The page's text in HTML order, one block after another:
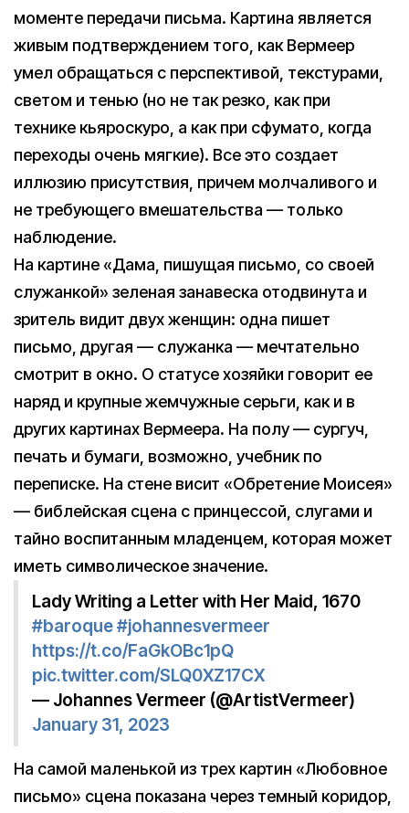
моменте передачи письма. Картина является
живым подтверждением того, как Вермеер
умел обращаться с перспективой, текстурами,
светом и тенью (но не так резко, как при
технике кьяроскуро, а как при сфумато, когда
переходы очень мягкие). Все это создает
иллюзию присутствия, причем молчаливого и
не требующего вмешательства — только
наблюдение.
На картине «Дама, пишущая письмо, со своей
служанкой» зеленая занавеска отодвинута и
зритель видит двух женщин: одна пишет
письмо, другая — служанка — мечтательно
смотрит в окно. О статусе хозяйки говорит ее
наряд и крупные жемчужные серьги, как и в
других картинах Вермеера. На полу — сургуч,
печать и бумаги, возможно, учебник по
переписке. На стене висит «Обретение Моисея»
— библейская сцена с принцессой, слугами и
тайно воспитанным младенцем, которая может
иметь символическое значение.
Lady Writing a Letter with Her Maid, 1670
#baroque#johannesvermeer
https://t.co/FaGkOBc1pQ
pic.twitter.com/SLQ0XZ17CX
— Johannes Vermeer (@ArtistVermeer)
January 31, 2023
На самой маленькой из трех картин «Любовное
письмо» сцена показана через темный коридор,